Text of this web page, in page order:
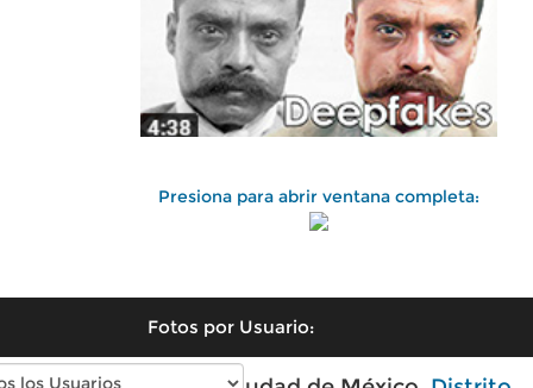
Presiona para abrir ventana completa:
Fotos por Usuario: